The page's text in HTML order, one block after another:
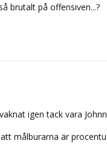
brutalt på offensiven...?
igen tack vara
målburarna är